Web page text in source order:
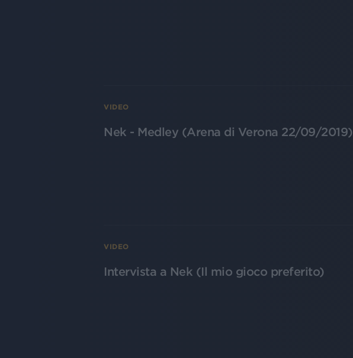
VIDEO
Nek - Medley (Arena di Verona 22/09/2019)
VIDEO
Intervista a Nek (Il mio gioco preferito)